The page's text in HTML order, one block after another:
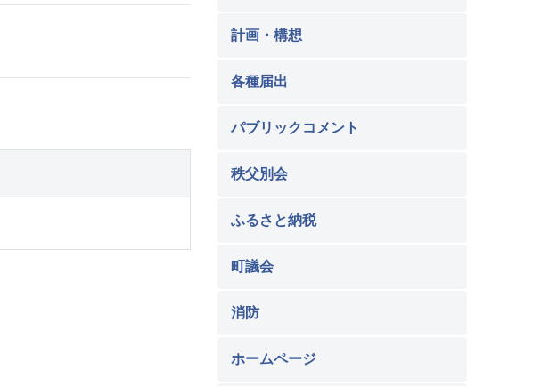
計画・構想
各種届出
パブリックコメント
秩父別会
ふるさと納税
町議会
消防
ホームページ